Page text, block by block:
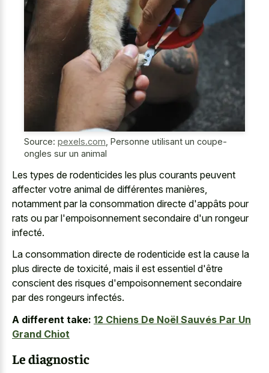
Source: pexels.com, Personne utilisant un coupe-
ongles sur un animal
Les types de rodenticides les plus courants peuvent
affecter votre animal de différentes manières,
notamment par la consommation directe d'appâts pour
rats ou par l'empoisonnement secondaire d'un rongeur
infecté.
La consommation directe de rodenticide est la cause la
plus directe de toxicité, mais il est essentiel d'être
conscient des risques d'empoisonnement secondaire
par des rongeurs infectés.
A different take: 12 Chiens De Noël Sauvés Par Un
Grand Chiot
Le diagnostic